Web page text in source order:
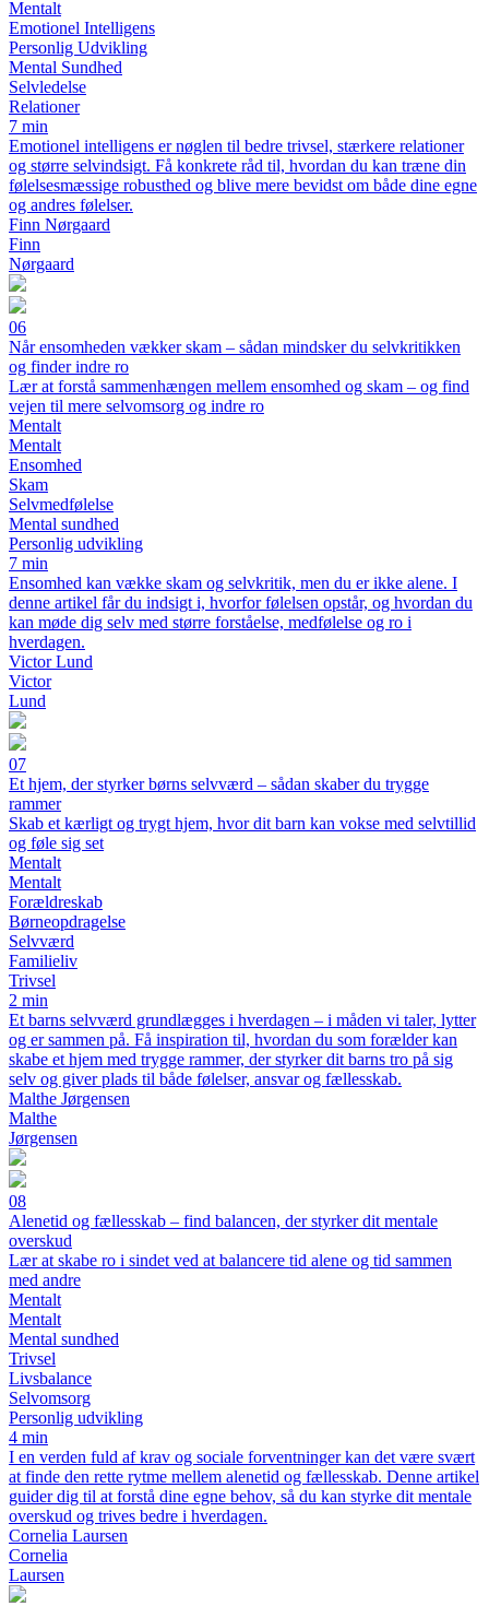
Mentalt
Emotionel Intelligens
Personlig Udvikling
Mental Sundhed
Selvledelse
Relationer
7 min
Emotionel intelligens er nøglen til bedre trivsel, stærkere relationer
og større selvindsigt. Få konkrete råd til, hvordan du kan træne din
følelsesmæssige robusthed og blive mere bevidst om både dine egne
og andres følelser.
Finn Nørgaard
Finn
Nørgaard
06
Når ensomheden vækker skam – sådan mindsker du selvkritikken
og finder indre ro
Lær at forstå sammenhængen mellem ensomhed og skam – og find
vejen til mere selvomsorg og indre ro
Mentalt
Mentalt
Ensomhed
Skam
Selvmedfølelse
Mental sundhed
Personlig udvikling
7 min
Ensomhed kan vække skam og selvkritik, men du er ikke alene. I
denne artikel får du indsigt i, hvorfor følelsen opstår, og hvordan du
kan møde dig selv med større forståelse, medfølelse og ro i
hverdagen.
Victor Lund
Victor
Lund
07
Et hjem, der styrker børns selvværd – sådan skaber du trygge
rammer
Skab et kærligt og trygt hjem, hvor dit barn kan vokse med selvtillid
og føle sig set
Mentalt
Mentalt
Forældreskab
Børneopdragelse
Selvværd
Familieliv
Trivsel
2 min
Et barns selvværd grundlægges i hverdagen – i måden vi taler, lytter
og er sammen på. Få inspiration til, hvordan du som forælder kan
skabe et hjem med trygge rammer, der styrker dit barns tro på sig
selv og giver plads til både følelser, ansvar og fællesskab.
Malthe Jørgensen
Malthe
Jørgensen
08
Alenetid og fællesskab – find balancen, der styrker dit mentale
overskud
Lær at skabe ro i sindet ved at balancere tid alene og tid sammen
med andre
Mentalt
Mentalt
Mental sundhed
Trivsel
Livsbalance
Selvomsorg
Personlig udvikling
4 min
I en verden fuld af krav og sociale forventninger kan det være svært
at finde den rette rytme mellem alenetid og fællesskab. Denne artikel
guider dig til at forstå dine egne behov, så du kan styrke dit mentale
overskud og trives bedre i hverdagen.
Cornelia Laursen
Cornelia
Laursen